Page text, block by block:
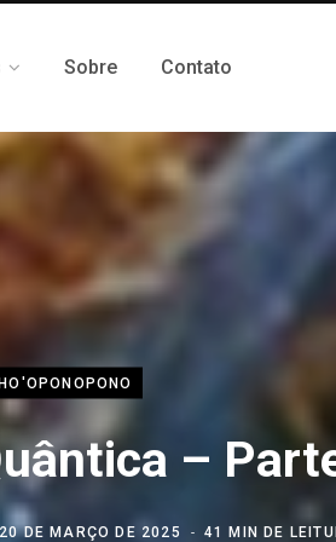
Sobre Contato
–
20 DE MARÇO DE 2025 41 MIN DE